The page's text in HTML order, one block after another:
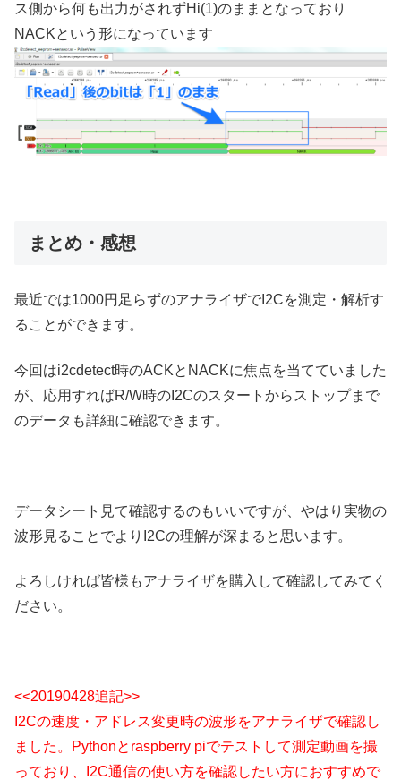
ス側から何も出力がされずHi(1)のままとなっており
NACKという形になっています
まとめ・感想
最近では1000円足らずのアナライザでI2Cを測定・解析す
ることができます。
今回はi2cdetect時のACKとNACKに焦点を当てていました
が、応用すればR/W時のI2Cのスタートからストップまで
のデータも詳細に確認できます。
データシート見て確認するのもいいですが、やはり実物の
波形見ることでよりI2Cの理解が深まると思います。
よろしければ皆様もアナライザを購入して確認してみてく
ださい。
<<20190428追記>>
I2Cの速度・アドレス変更時の波形をアナライザで確認し
ました。Pythonとraspberry piでテストして測定動画を撮
っており、I2C通信の使い方を確認したい方におすすめで